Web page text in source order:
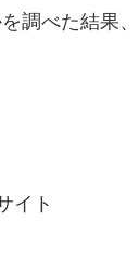
調べた結果
イト